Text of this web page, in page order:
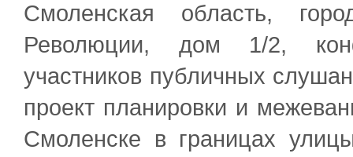
Смоленская область,
Революции, дом 1/2,
участников публичных
проект планировки и
Смоленске в границах